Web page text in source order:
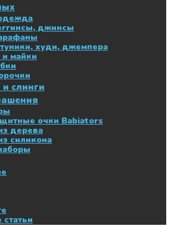
джинсы
худи, джемпера
майки
слинги
очки Babiators
дерева
силикона